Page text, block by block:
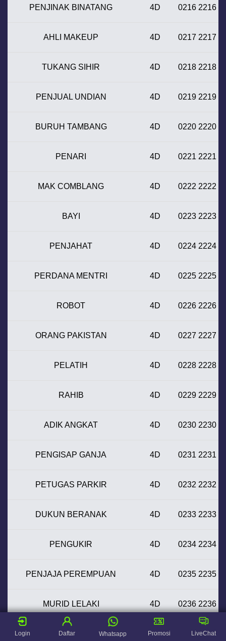
PENJINAK BINATANG 4D 0216 2216
AHLI MAKEUP 4D 0217 2217
TUKANG SIHIR 4D 0218 2218
PENJUAL UNDIAN 4D 0219 2219
BURUH TAMBANG 4D 0220 2220
PENARI 4D 0221 2221
MAK COMBLANG 4D 0222 2222
BAYI 4D 0223 2223
PENJAHAT 4D 0224 2224
PERDANA MENTRI 4D 0225 2225
ROBOT 4D 0226 2226
ORANG PAKISTAN 4D 0227 2227
PELATIH 4D 0228 2228
RAHIB 4D 0229 2229
ADIK ANGKAT 4D 0230 2230
PENGISAP GANJA 4D 0231 2231
PETUGAS PARKIR 4D 0232 2232
DUKUN BERANAK 4D 0233 2233
PENGUKIR 4D 0234 2234
PENJAJA PEREMPUAN 4D 0235 2235
MURID LELAKI 4D 0236 2236
PELAYAN TOKO WANITA 4D 0237 2237
Login Daftar Whatsapp Promosi LiveChat